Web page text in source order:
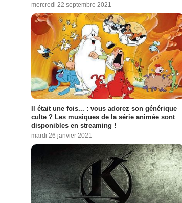
mercredi 22 septembre 2021
Il était une fois... : vous adorez son générique
culte ? Les musiques de la série animée sont
disponibles en streaming !
mardi 26 janvier 2021